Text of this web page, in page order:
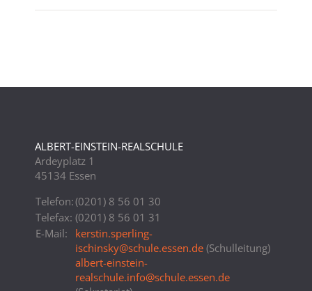
ALBERT-EINSTEIN-REALSCHULE
Ardeyplatz 1
45134 Essen
Telefon:(0201) 8 56 01 30
Telefax: (0201) 8 56 01 31
E-Mail:
kerstin.sperling-
ischinsky@schule.essen.de(Schulleitung)
albert-einstein-
realschule.info@schule.essen.de